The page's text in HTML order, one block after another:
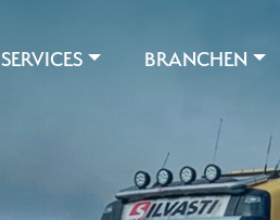
SERVICES BRANCHEN